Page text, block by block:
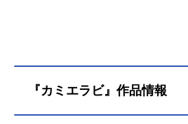
『カミエラビ』作品情報